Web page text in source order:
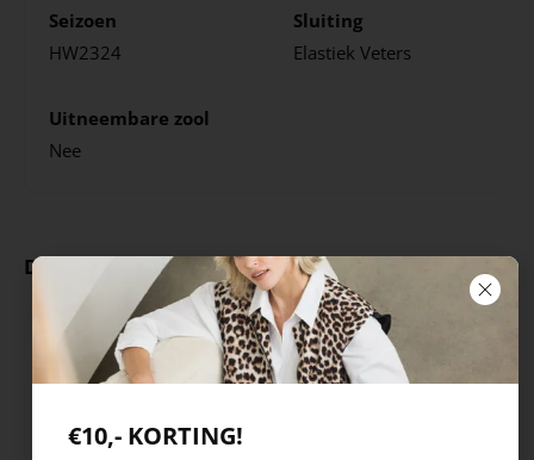
Seizoen
HW2324
Sluiting
Elastiek Veters
Uitneembare zool
Nee
Deze producten ga je leuk vinden
€10,- KORTING!